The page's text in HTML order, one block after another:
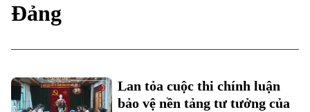
Đảng
Lan tỏa cuộc thi chính luận
bảo vệ nền tảng tư tưởng của